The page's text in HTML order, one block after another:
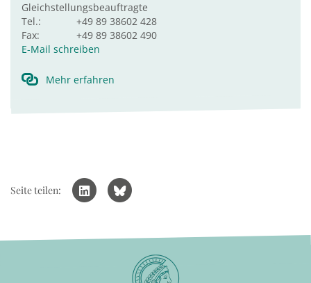
Gleichstellungsbeauftragte
Tel.:
+49 89 38602 428
Fax:
+49 89 38602 490
E-Mail schreiben
Mehr erfahren
Seite teilen: